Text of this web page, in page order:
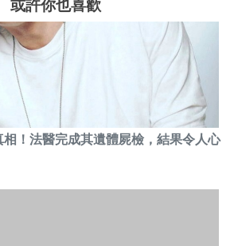
或許你也喜歡
相！法醫完成其遺體屍檢，結果令人心